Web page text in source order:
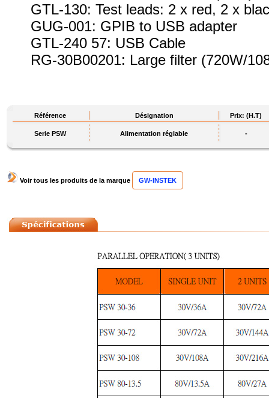
GTL-130: Test leads: 2 x red, 2 x
GUG-001: GPIB to USB adapter
GTL-240 57: USB Cable
RG-30B00201: Large filter (720W/
Référence Désignation Prix: (H.T)
Serie PSW Alimentation réglable -
Voir tous les produits de la marque GW-INSTEK